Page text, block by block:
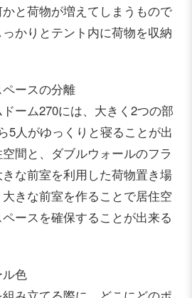
と荷物が増えてしまうもので
かりとテント内に荷物を収納
ースの分離
ーム270には、大きく2つの部
5人がゆっくりと寝ることが出
間と、ダブルウォールのフラ
な前室を利用した荷物置き場
きな前室を作ることで居住空
ースを確保することが出来る
色